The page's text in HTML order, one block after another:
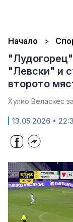
Начало
"Левски" и
второто
Хулио Веласкес
13.05.2026 •